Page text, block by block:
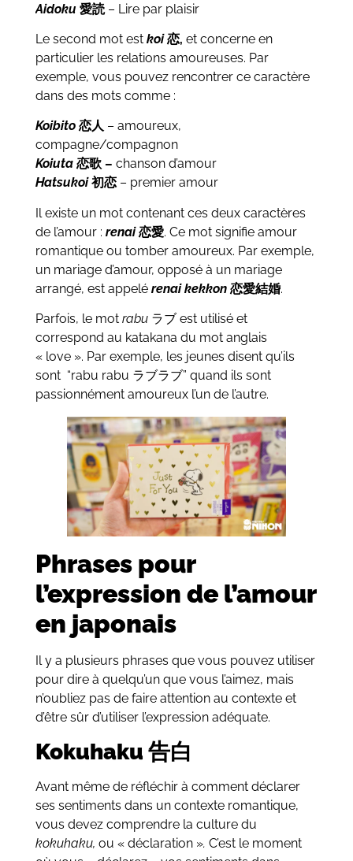
Aidoku 愛読– Lire par plaisir
Le second mot est koi恋, et concerne en
particulier les relations amoureuses. Par
exemple, vous pouvez rencontrer ce caractère
dans des mots comme :
Koibito 恋人 – amoureux,
compagne/compagnon
Koiuta恋歌 – chanson d’amour
Hatsukoi初恋– premier amour
Il existe un mot contenant ces deux caractères
de l’amour : renai恋愛. Ce mot signifie amour
romantique ou tomber amoureux. Par exemple,
un mariage d’amour, opposé à un mariage
arrangé, est appelé renai kekkon 恋愛結婚.
Parfois, le mot rabu ラブ est utilisé et
correspond au katakana du mot anglais
« love ». Par exemple, les jeunes disent qu’ils
sont “rabu rabu ラブラブ” quand ils sont
passionnément amoureux l’un de l’autre.
Phrases pour
l’expression de l’amour
en japonais
Il y a plusieurs phrases que vous pouvez utiliser
pour dire à quelqu’un que vous l’aimez, mais
n’oubliez pas de faire attention au contexte et
d’être sûr d’utiliser l’expression adéquate.
Kokuhaku 告白
Avant même de réfléchir à comment déclarer
ses sentiments dans un contexte romantique,
vous devez comprendre la culture du
kokuhaku, ou « déclaration ». C’est le moment